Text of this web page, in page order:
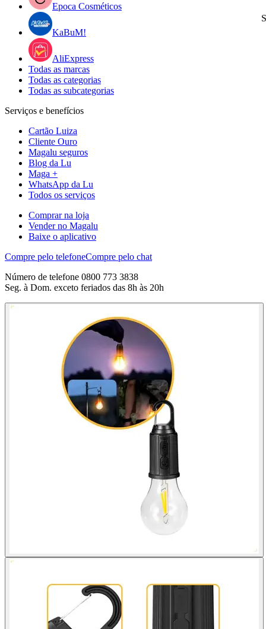
Epoca Cosméticos
KaBuM!
AliExpress
Todas as marcas
Todas as categorias
Todas as subcategorias
Serviços e benefícios
Cartão Luiza
Cliente Ouro
Magalu seguros
Blog da Lu
Maga +
WhatsApp da Lu
Todos os serviços
Comprar na loja
Vender no Magalu
Baixe o aplicativo
Compre pelo telefoneCompre pelo chat
Número de telefone 0800 773 3838
Seg. à Dom. exceto feriados das 8h às 20h